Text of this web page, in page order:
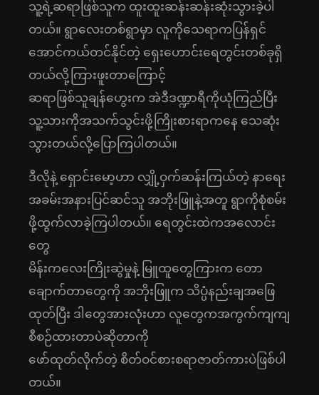
သူ့ရဲ့ဆရာဖြစ်သူက ထူးထူးဆန်းဆန်းဆုံးသွားခဲ့ပါ
တယ်။ ရွာလေးတစ်ရွာမှာ လူကိုသေရာကပြန်ရှင်
အောင်ကယ်တင်နိုင်တဲ့ ရှေးဟောင်းရေတွင်းတစ်ခုရှိ
တယ်လို့ကြားဖူးတာကြောင့်
ဆရာဖြစ်သူချန်ဟွေးက အဲဒီဒဏ္ဍာရီကိုယုံကြည်ပြီး
သူ့သားကိုအသက်သွင်းဖို့ကြိုးစားရာကနေ သေဆုံး
သွားတယ်လို့ပြောကြပါတယ်။
ဒီလိုနဲ့ ရှောင်းမော့ဟာ လျှို့ဝှက်ဆန်းကြယ်တဲ့ နာရေး
အခမ်းအနားပြင်ဆင်သူ အဘိုးဖြူနဲ့အတူ ရွာကိုစုံစမ်း
ဖို့ထွက်လာခဲ့ကြပါတယ်။ ရေတွင်းထဲကအလောင်း
တွေ
မိန်းကလေးကြိုးဆွဲမှုနဲ့ မြူထူတွေကြားက တော
ချောက်တာတွေကို အဘိုးဖြူက သိပ္ပံနည်းချအဖြေ
ထုတ်ပြီး ဒါတွေအားလုံးဟာ လူတွေကအကွက်ကျကျ
စီစဉ်ထားတာပဲဆိုတာကို
ဖော်ထုတ်လိုက်တဲ့ စိတ်ဝင်စားစရာဇာတ်ကားပဲဖြစ်ပါ
တယ်။